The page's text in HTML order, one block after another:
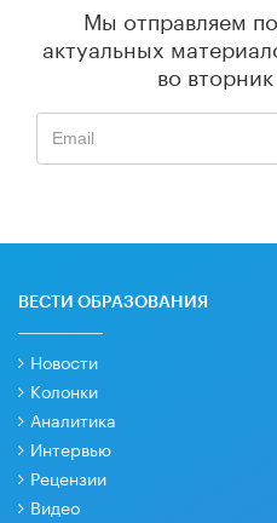
Мы отправляем
актуальных
во
ВЕСТИ ОБРАЗОВАНИЯ
Новости
Колонки
Аналитика
Интервью
Рецензии
Видео